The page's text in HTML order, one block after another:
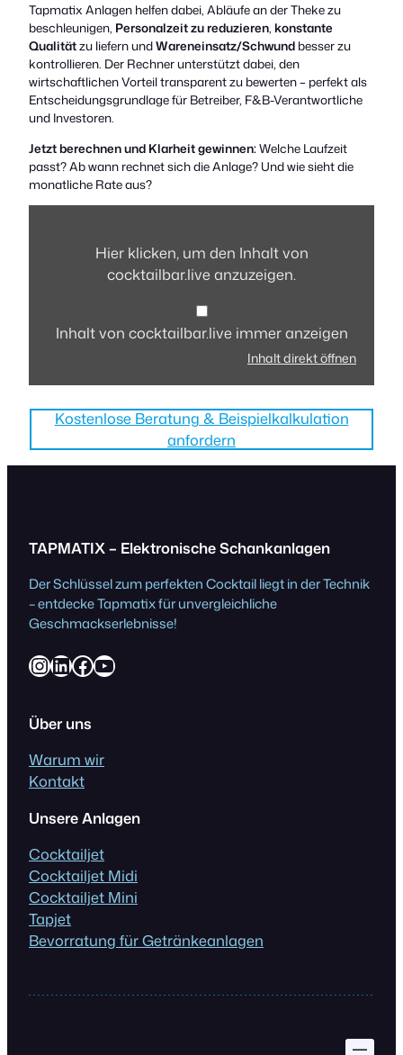
Tapmatix Anlagen helfen dabei, Abläufe an der Theke zu
beschleunigen, Personalzeit zu reduzieren, konstante
Qualitätzu liefern undWareneinsatz/Schwund besser zu
kontrollieren. Der Rechner unterstützt dabei, den
wirtschaftlichen Vorteil transparent zu bewerten – perfekt als
Entscheidungsgrundlage für Betreiber, F&B-Verantwortliche
und Investoren.
Jetzt berechnen und Klarheit gewinnen:Welche Laufzeit
passt? Ab wann rechnet sich die Anlage? Und wie sieht die
monatliche Rate aus?
cocktailbar.liveHier klicken, um den Inhalt von
cocktailbar.live anzuzeigen.
Inhalt von cocktailbar.live immer anzeigen
Inhalt direkt öffnen
Kostenlose Beratung & Beispielkalkulation
anfordern
TAPMATIX – Elektronische Schankanlagen
Der Schlüssel zum perfekten Cocktail liegt in der Technik
– entdecke Tapmatix für unvergleichliche
Geschmackserlebnisse!
InstagramLinkedIn Facebook YouTube
Über uns
Warum wir
Kontakt
Unsere Anlagen
Cocktailjet
Cocktailjet Midi
Cocktailjet Mini
Tapjet
Bevorratung für Getränkeanlagen